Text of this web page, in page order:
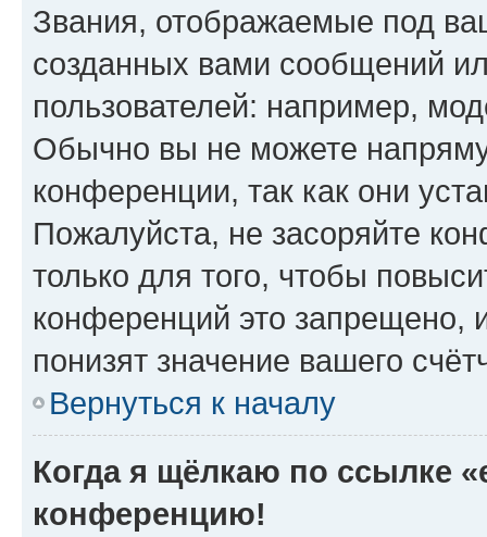
Звания, отображаемые под
созданных вами сообщений
пользователей: например,
Обычно вы не можете
конференции, так как они
Пожалуйста, не засоряйте
только для того, чтобы
конференций это запрещено,
понизят значение вашего
Вернуться к началу
Когда я щёлкаю по ссылке
конференцию!